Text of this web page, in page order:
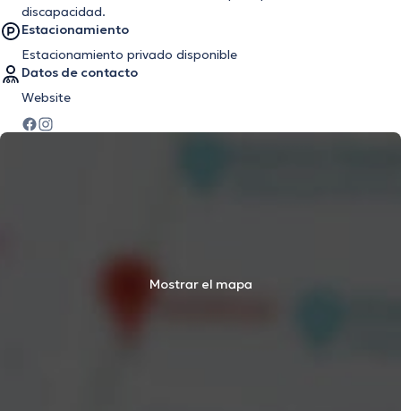
discapacidad.
Estacionamiento
Estacionamiento privado disponible
Datos de contacto
Website
Mostrar el mapa